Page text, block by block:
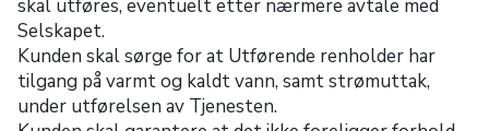
skal utføres, eventuelt etter nærmere avtale med
Selskapet.
Kunden skal sørge for at Utførende renholder har
tilgang på varmt og kaldt vann, samt strømuttak,
under utførelsen av Tjenesten.